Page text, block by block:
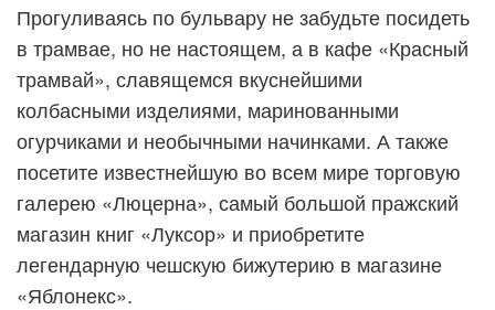
Прогуливаясь по бульвару не забудьте посидеть
в трамвае, но не настоящем, а в кафе «Красный
трамвай», славящемся вкуснейшими
колбасными изделиями, маринованными
огурчиками и необычными начинками. А также
посетите известнейшую во всем мире торговую
галерею «Люцерна», самый большой пражский
магазин книг «Луксор» и приобретите
легендарную чешскую бижутерию в магазине
«Яблонекс».